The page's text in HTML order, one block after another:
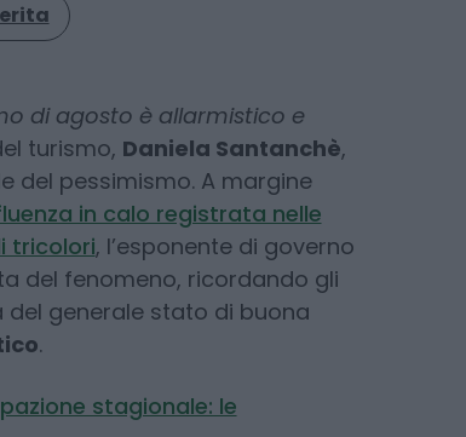
di agosto è allarmistico e
turismo,Daniela Santanchè,
del pessimismo. A margine
in calo registrata nelle
generale stato di buona